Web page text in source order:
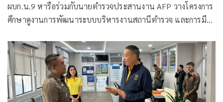
ผบก.น.9 หารือร่วมกับนายตำรวจประสานงาน AFP วางโครงการ
ศึกษาดูงานการพัฒนาระบบบริหารงานสถานีตำรวจ และการมี